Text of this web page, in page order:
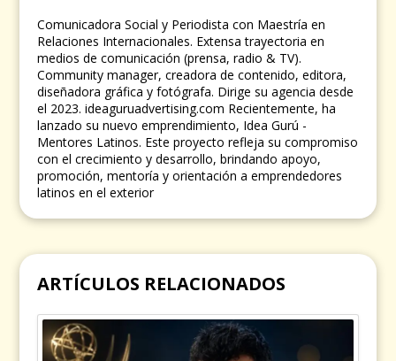
Comunicadora Social y Periodista con Maestría en
Relaciones Internacionales. Extensa trayectoria en
medios de comunicación (prensa, radio & TV).
Community manager, creadora de contenido, editora,
diseñadora gráfica y fotógrafa. Dirige su agencia desde
el 2023. ideaguruadvertising.com Recientemente, ha
lanzado su nuevo emprendimiento, Idea Gurú -
Mentores Latinos. Este proyecto refleja su compromiso
con el crecimiento y desarrollo, brindando apoyo,
promoción, mentoría y orientación a emprendedores
latinos en el exterior
ARTÍCULOS RELACIONADOS